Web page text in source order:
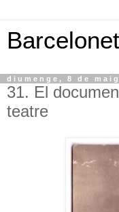
diumenge, 8 de
31. El
teatre